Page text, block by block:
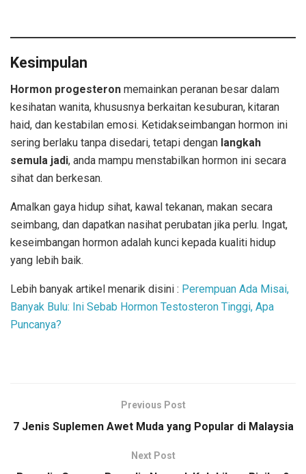
Kesimpulan
Hormon progesteron memainkan peranan besar dalam
kesihatan wanita, khususnya berkaitan kesuburan, kitaran
haid, dan kestabilan emosi. Ketidakseimbangan hormon ini
sering berlaku tanpa disedari, tetapi dengan langkah
semula jadi, anda mampu menstabilkan hormon ini secara
sihat dan berkesan.
Amalkan gaya hidup sihat, kawal tekanan, makan secara
seimbang, dan dapatkan nasihat perubatan jika perlu. Ingat,
keseimbangan hormon adalah kunci kepada kualiti hidup
yang lebih baik.
Lebih banyak artikel menarik disini : Perempuan Ada Misai,
Banyak Bulu: Ini Sebab Hormon Testosteron Tinggi, Apa
Puncanya?
Previous Post
7 Jenis Suplemen Awet Muda yang Popular di Malaysia
Next Post